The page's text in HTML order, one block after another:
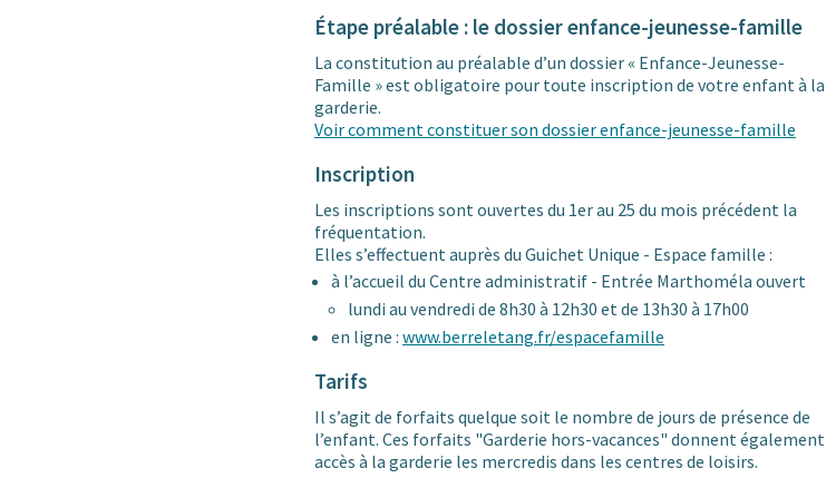
Étape préalable : le dossier enfance-jeunesse-famille
La constitution au préalable d’un dossier « Enfance-Jeunesse-
Famille » est obligatoire pour toute inscription de votre enfant à la
garderie.
Voir comment constituer son dossier enfance-jeunesse-famille
Inscription
Les inscriptions sont ouvertes du 1er au 25 du mois précédent la
fréquentation.
Elles s’effectuent auprès du Guichet Unique - Espace famille :
à l’accueil du Centre administratif - Entrée Marthoméla ouvert
lundi au vendredi de 8h30 à 12h30 et de 13h30 à 17h00
en ligne : www.berreletang.fr/espacefamille
Tarifs
Il s’agit de forfaits quelque soit le nombre de jours de présence de
l’enfant. Ces forfaits "Garderie hors-vacances" donnent également
accès à la garderie les mercredis dans les centres de loisirs.